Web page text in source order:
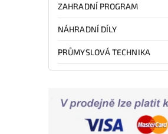
ZAHRADNÍ PROGRAM
NÁHRADNÍ DÍLY
PRŮMYSLOVÁ TECHNIKA